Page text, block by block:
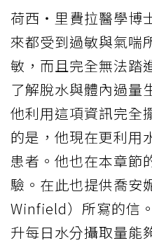
荷西‧里費拉醫學博
來都受到過敏與氣喘
敏，而且完全無法踏
了解脫水與體內過量
他利用這項資訊完全
的是，他現在更利用
患者。他也在本章節
驗。在此也提供喬
Winfield）所寫的信
升每日水分攝取量能